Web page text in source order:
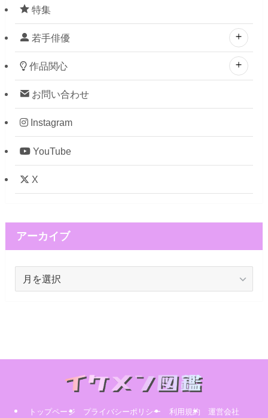
特集
若手俳優
作品関心
お問い合わせ
Instagram
YouTube
X
アーカイブ
トップページ プライバシーポリシー 利用規約 運営会社